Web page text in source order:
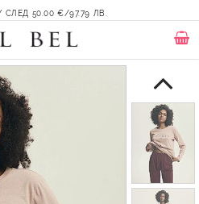
СЛЕД 50.00 €/97.79 ЛВ.